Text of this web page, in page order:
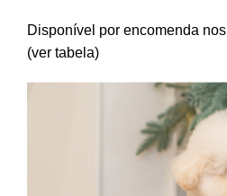
Disponível por encomenda
(ver tabela)